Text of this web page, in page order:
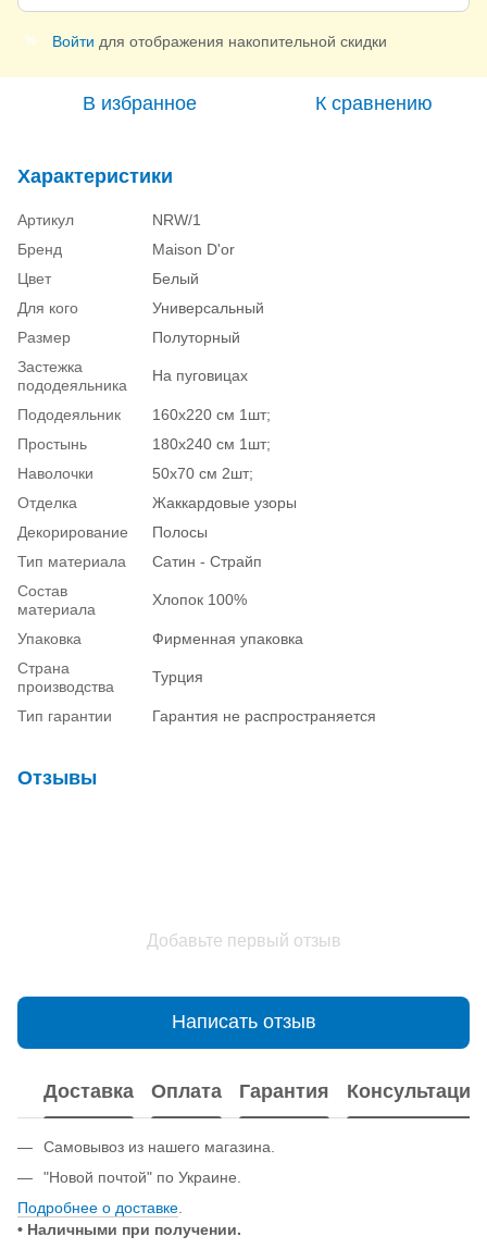
% Войти для отображения накопительной скидки
В избранное К сравнению
Характеристики
Артикул
NRW/1
Бренд
Maison D'or
Цвет
Белый
Для кого
Универсальный
Размер
Полуторный
Застежка
пододеяльника
На пуговицах
Пододеяльник
160х220 см 1шт;
Простынь
180х240 см 1шт;
Наволочки
50х70 см 2шт;
Отделка
Жаккардовые узоры
Декорирование
Полосы
Тип материала
Сатин - Страйп
Состав
материала
Хлопок 100%
Упаковка
Фирменная упаковка
Страна
производства
Турция
Тип гарантии Гарантия не распространяется
Отзывы
Добавьте первый отзыв
Написать отзыв
Доставка Оплата Гарантия Консультация
Самовывоз из нашего магазина.
"Новой почтой" по Украине.
Подробнее о доставке.
• Наличными при получении.